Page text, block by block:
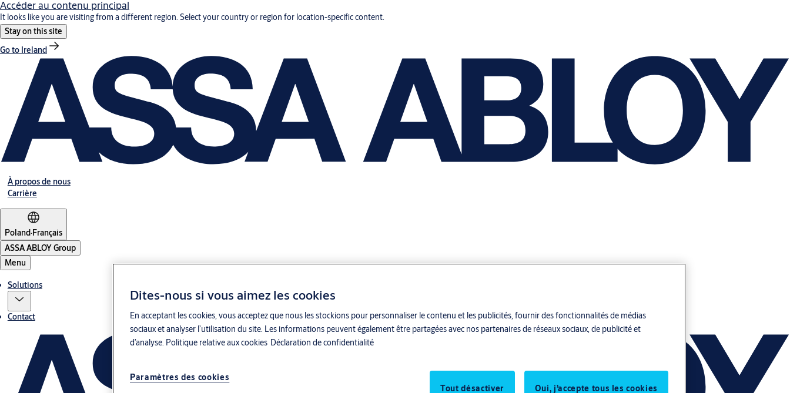
Accéder au contenu principal
It looks like you are visiting from a different region. Select your country or region for location-specific content.
Stay on this site
Go to Ireland
À propos de nous
Carrière
Poland·Français
ASSA ABLOY Group
Menu
Solutions
Contact
Dites-nous si vous aimez les cookies
En acceptant les cookies, vous acceptez que nous les stockions pour personnaliser le contenu et les publicités, fournir des fonctionnalités de médias
sociaux et analyser l’utilisation du site. Les informations peuvent également être partagées avec nos partenaires de réseaux sociaux, de publicité et
d’analyse. Politique relative aux cookies Déclaration de confidentialité
Paramètres des cookies
Tout désactiver
Oui, j’accepte tous les cookies